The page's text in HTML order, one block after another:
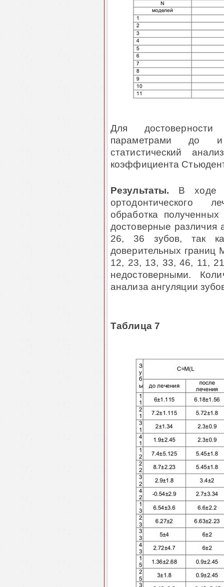
Для
параметрами до и
статистический
коэффициента
Результаты. В ходе
ортодонтического
обработка
досто­вер­ные различия
26, 36 зубов, так
доверительных
12, 23, 13, 33, 46, 11,
недостоверными.
анализа ангуля­ции
Таблица 7